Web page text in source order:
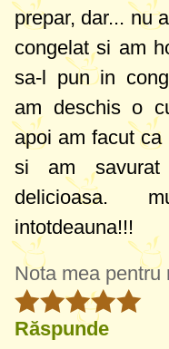
prepar, dar... nu
congelat si am
sa-l pun in
am deschis o
apoi am facut
si am
delicioasa.
intotdeauna!!!
Nota mea pentru
Răspunde